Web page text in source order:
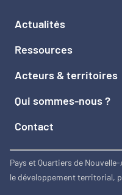
Actualités
Ressources
Acteurs & territoires
Qui sommes-nous ?
Contact
Pays et Quartiers de
le développement territorial,